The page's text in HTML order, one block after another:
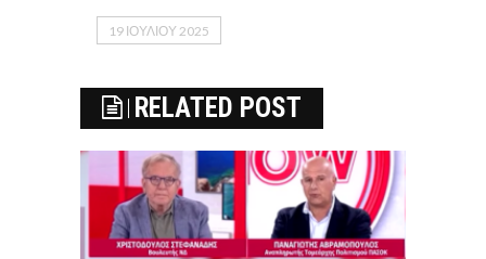
19 ΙΟΥΛΊΟΥ 2025
RELATED POST